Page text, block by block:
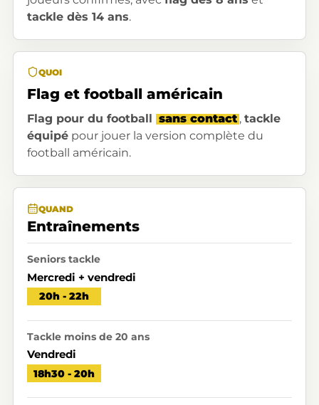
tackle dès 14 ans.
QUOI
Flag et football américain
Flag pour du footballsans contact ,tackle
équipé pour jouer la version complète du
football américain.
QUAND
Entraînements
Seniors tackle
Mercredi + vendredi
20h - 22h
Tackle moins de 20 ans
Vendredi
18h30 - 20h